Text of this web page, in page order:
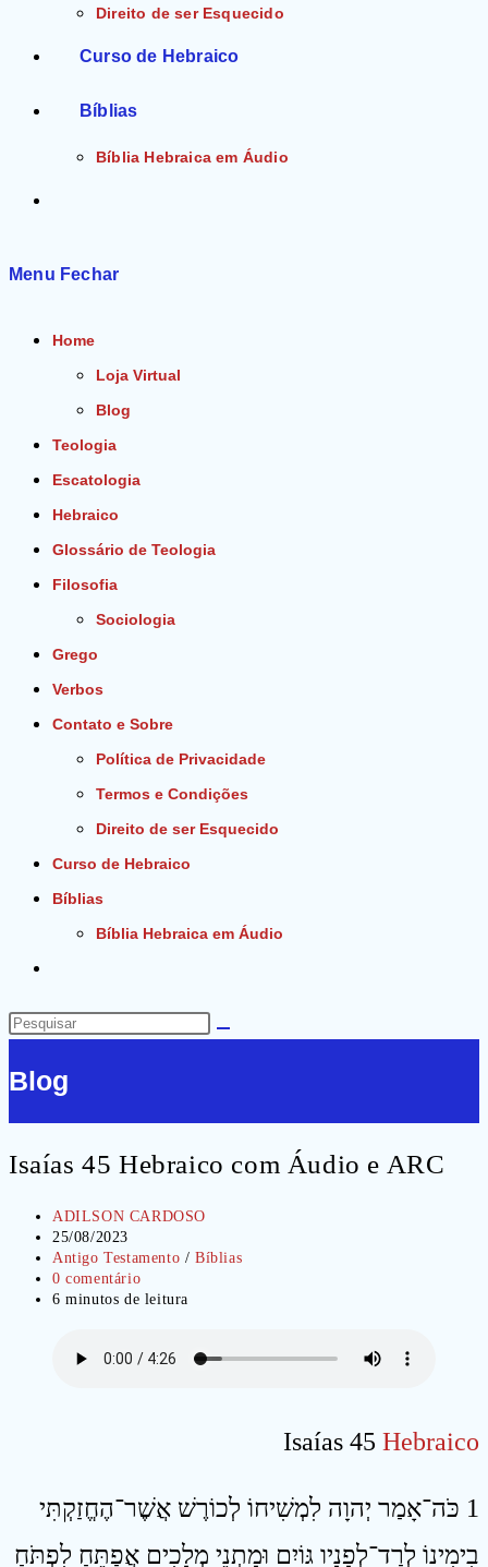
Direito de ser Esquecido
Curso de Hebraico
Bíblias
Bíblia Hebraica em Áudio
Menu Fechar
Home
Loja Virtual
Blog
Teologia
Escatologia
Hebraico
Glossário de Teologia
Filosofia
Sociologia
Grego
Verbos
Contato e Sobre
Política de Privacidade
Termos e Condições
Direito de ser Esquecido
Curso de Hebraico
Bíblias
Bíblia Hebraica em Áudio
do
site
Pesquisar
site
Blog
Isaías 45 Hebraico com Áudio e ARC
Autor
do
post:
ADILSON CARDOSO
Post
publicado:
25/08/2023
Categoria
do
post:
Antigo Testamento / Bíblias
Comentários
do
0 comentário
Tempo
6 minutos de leitura
Isaías 45 Hebraico
1 כֹּה־אָמַר יְהוָה לִמְשִׁיחוֹ לְכוֹרֶשׁ אֲשֶׁר־הֶחֱזַקְתִּי
בִימִינוֹ לְרַד־לְפָנָיו גּוֹיִם וּמָתְנֵי מְלָכִים אֲפַתֵּחַ לִפְתֹּחַ